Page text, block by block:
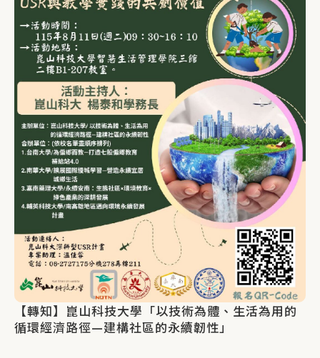
【轉知】崑山科技大學「以技術為體、生活為用的
循環經濟路徑—建構社區的永續韌性」